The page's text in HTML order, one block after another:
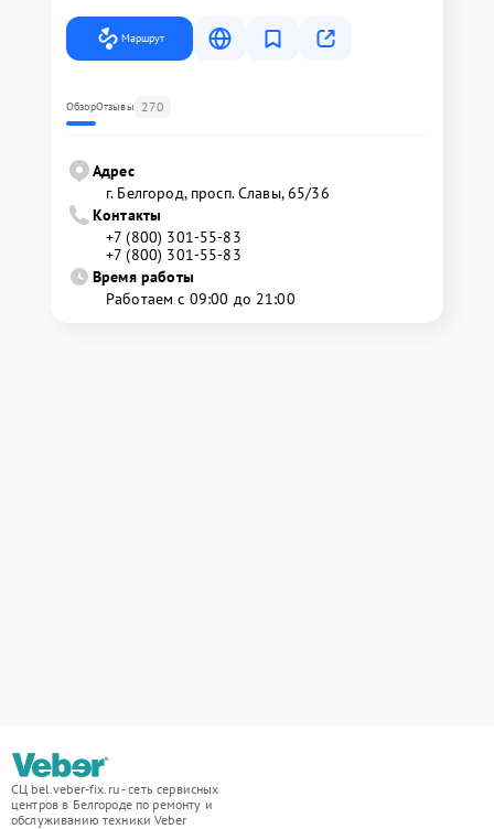
Маршрут
ОбзорОтзывы 270
Адрес
г. Белгород, просп. Славы, 65/36
Контакты
+7 (800) 301-55-83
+7 (800) 301-55-83
Время работы
Работаем с 09:00 до 21:00
СЦ bel.veber-fix.ru - сеть сервисных
центров в Белгороде по ремонту и
обслуживанию техники Veber